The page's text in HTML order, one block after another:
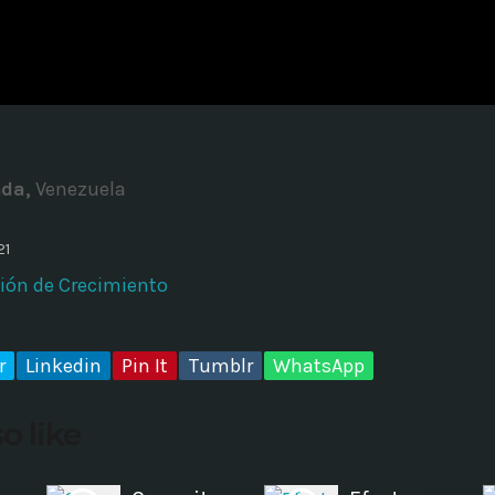
Time
Venezuela
de Crecimiento
Linkedin Pin It Tumblr WhatsApp